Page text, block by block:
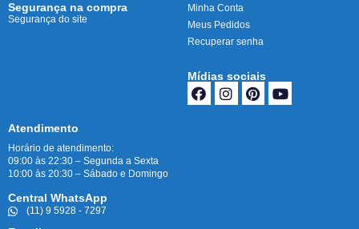
Segurança na compra
Segurança do site
Minha Conta
Meus Pedidos
Recuperar senha
Mídias sociais
Atendimento
Horário de atendimento:
09:00 às 22:30 – Segunda a Sexta
10:00 às 20:30 – Sábado e Domingo
Central WhatsApp
(11) 9 5928 - 7297